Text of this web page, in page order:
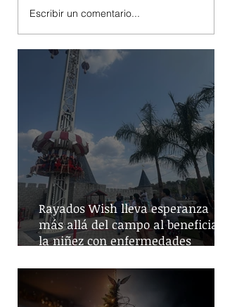
Escribir un comentario...
Rayados Wish lleva esperanza
más allá del campo al beneficiar a
la niñez con enfermedades